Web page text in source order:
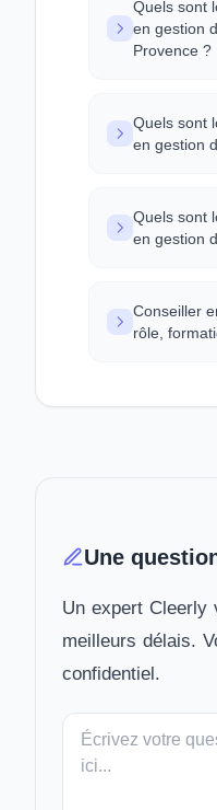
Quels sont
en gestion
Provence ?
Quels sont
en gestion
Quels sont
en gestion
Conseiller
rôle,
Une
Un expert Cleerly
meilleurs délais.
confidentiel.
Votre
message